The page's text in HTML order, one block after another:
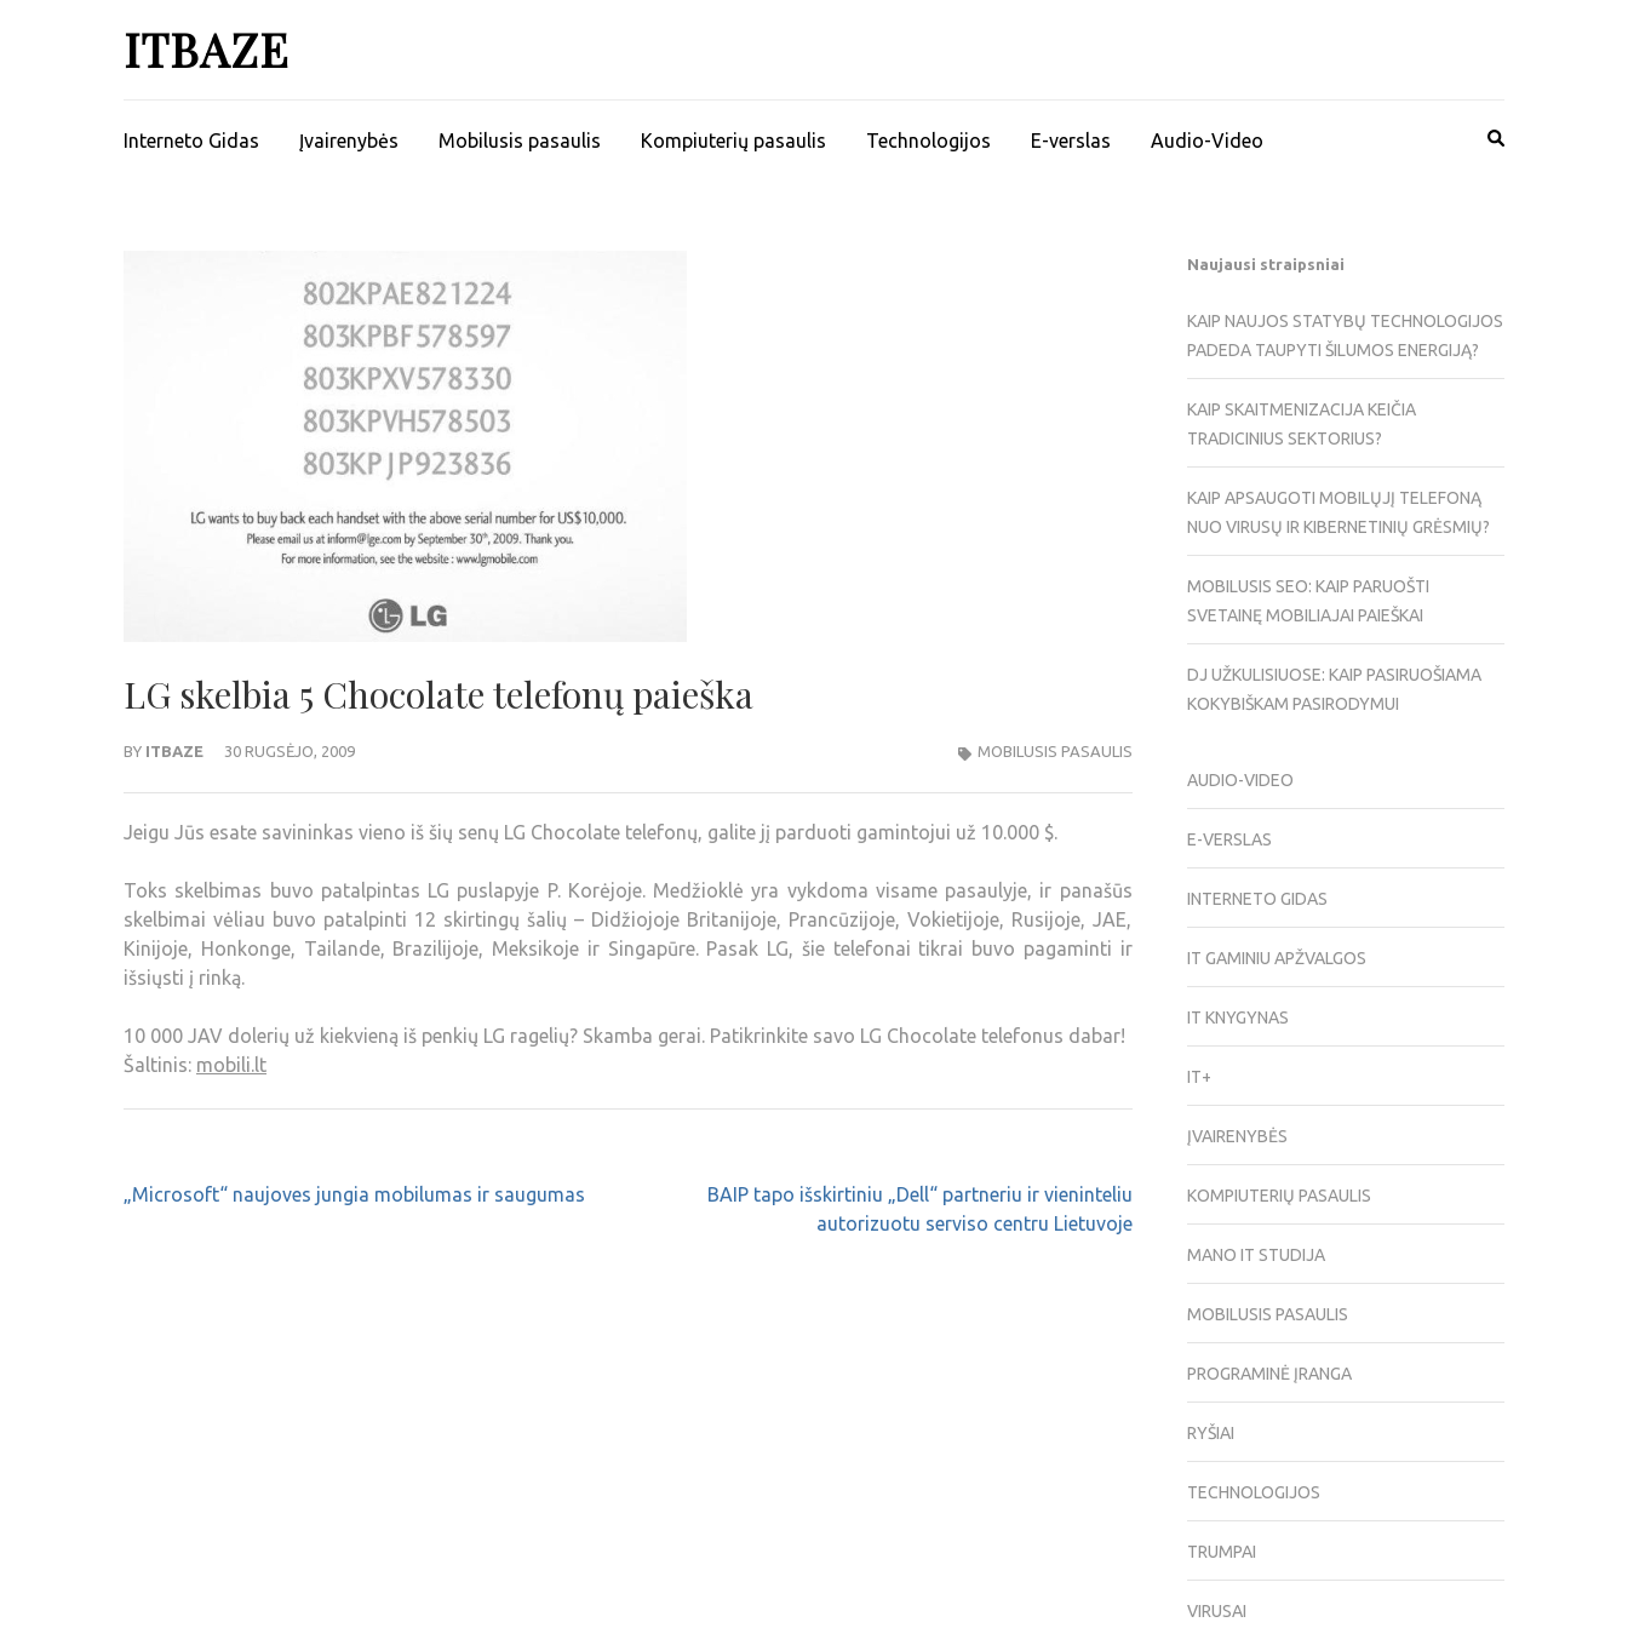
ITBAZE
Interneto Gidas Įvairenybės Mobilusis pasaulis Kompiuterių pasaulis Technologijos E-verslas Audio-Video
LG skelbia 5 Chocolate telefonų paieška
BY ITBAZE 30 RUGSĖJO, 2009 MOBILUSIS PASAULIS
Jeigu Jūs esate savininkas vieno iš šių senų LG Chocolate telefonų, galite jį parduoti gamintojui už 10.000 $.
Toks skelbimas buvo patalpintas LG puslapyje P. Korėjoje. Medžioklė yra vykdoma visame pasaulyje, ir panašūs
skelbimai vėliau buvo patalpinti 12 skirtingų šalių – Didžiojoje Britanijoje, Prancūzijoje, Vokietijoje, Rusijoje, JAE,
Kinijoje, Honkonge, Tailande, Brazilijoje, Meksikoje ir Singapūre. Pasak LG, šie telefonai tikrai buvo pagaminti ir
išsiųsti į rinką.
10 000 JAV dolerių už kiekvieną iš penkių LG ragelių? Skamba gerai. Patikrinkite savo LG Chocolate telefonus dabar!
Šaltinis: mobili.lt
„Microsoft“ naujoves jungia mobilumas ir saugumas
BAIP tapo išskirtiniu „Dell“ partneriu ir vieninteliu
autorizuotu serviso centru Lietuvoje
Naujausi straipsniai
KAIP NAUJOS STATYBŲ TECHNOLOGIJOS
PADEDA TAUPYTI ŠILUMOS ENERGIJĄ?
KAIP SKAITMENIZACIJA KEIČIA
TRADICINIUS SEKTORIUS?
KAIP APSAUGOTI MOBILŲJĮ TELEFONĄ
NUO VIRUSŲ IR KIBERNETINIŲ GRĖSMIŲ?
MOBILUSIS SEO: KAIP PARUOŠTI
SVETAINĘ MOBILIAJAI PAIEŠKAI
DJ UŽKULISIUOSE: KAIP PASIRUOŠIAMA
KOKYBIŠKAM PASIRODYMUI
AUDIO-VIDEO
E-VERSLAS
INTERNETO GIDAS
IT GAMINIU APŽVALGOS
IT KNYGYNAS
IT+
ĮVAIRENYBĖS
KOMPIUTERIŲ PASAULIS
MANO IT STUDIJA
MOBILUSIS PASAULIS
PROGRAMINĖ ĮRANGA
RYŠIAI
TECHNOLOGIJOS
TRUMPAI
VIRUSAI